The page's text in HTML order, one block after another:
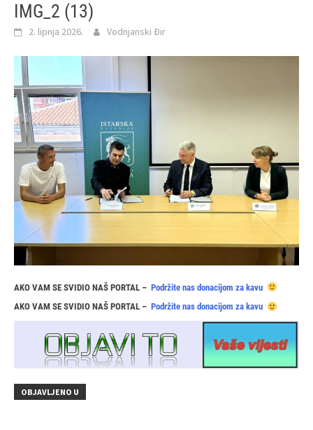
IMG_2 (13)
2. lipnja 2026. Vodnjanski Đir
AKO VAM SE SVIDIO NAŠ PORTAL – Podržite nas donacijom za kavu
AKO VAM SE SVIDIO NAŠ PORTAL – Podržite nas donacijom za kavu
OBJAVLJENO U